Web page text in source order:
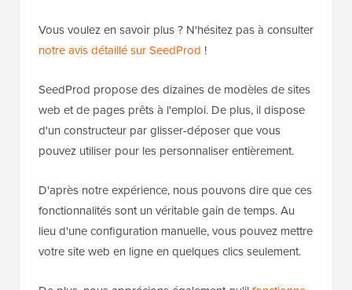
Vous voulez en savoir plus ? N'hésitez pas à consulter
notre avis détaillé sur SeedProd !
SeedProd propose des dizaines de modèles de sites
web et de pages prêts à l'emploi. De plus, il dispose
d'un constructeur par glisser-déposer que vous
pouvez utiliser pour les personnaliser entièrement.
D'après notre expérience, nous pouvons dire que ces
fonctionnalités sont un véritable gain de temps. Au
lieu d'une configuration manuelle, vous pouvez mettre
votre site web en ligne en quelques clics seulement.